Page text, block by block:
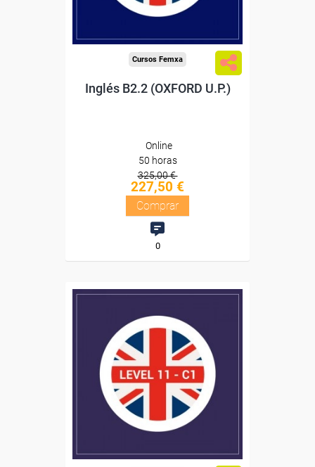
Cursos Femxa
Inglés B2.2 (OXFORD U.P.)
Online
50 horas
325,00 €
227,50 €
Comprar
0
Descuentos especiales
Sin requisitos de acceso
Diploma